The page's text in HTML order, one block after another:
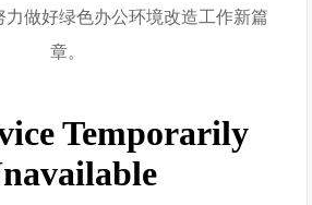
力做好绿色办公环境改造工作新篇
章。